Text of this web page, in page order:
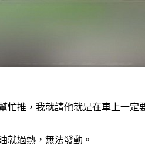
推，我就請他就是在車上一定
就過熱，無法發動。